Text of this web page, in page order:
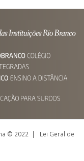
© 2022 | Lei Geral de